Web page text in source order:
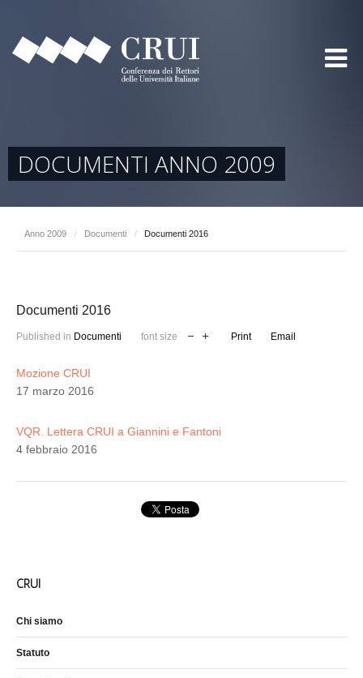
DOCUMENTI ANNO 2009
Anno 2009 / Documenti / Documenti 2016
Documenti 2016
Published in Documenti font size Print Email
Mozione CRUI
17 marzo 2016
VQR. Lettera CRUI a Giannini e Fantoni
4 febbraio 2016
CRUI
Chi siamo
Statuto